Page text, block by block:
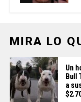
MIRA LO
Un
Bull
a